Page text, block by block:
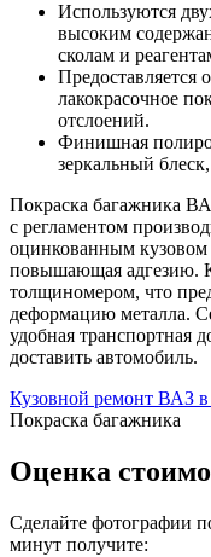
Используются
высоким
сколам и
Предоставляется
лакокрасочное
отслоений.
Финишная
зеркальный
Покраска багажника
с регламентом
оцинкованным кузовом
повышающая адгезию.
толщиномером, что
деформацию металла.
удобная транспортная
доставить автомобиль.
Кузовной ремонт ВАЗ в
Покраска багажника
Оценка
Сделайте фотографии
минут получите: